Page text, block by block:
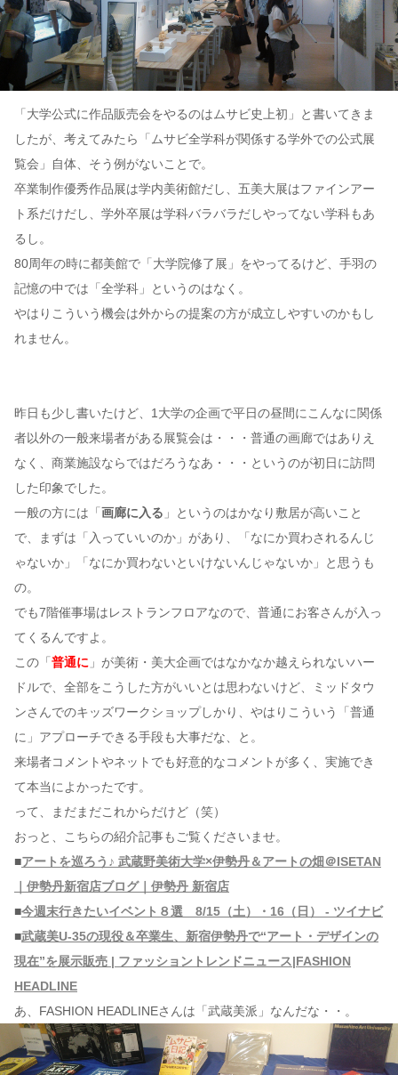
「大学公式に作品販売会をやるのはムサビ史上初」と書いてきま
したが、考えてみたら「ムサビ全学科が関係する学外での公式展
覧会」自体、そう例がないことで。
卒業制作優秀作品展は学内美術館だし、五美大展はファインアー
ト系だけだし、学外卒展は学科バラバラだしやってない学科もあ
るし。
80周年の時に都美館で「大学院修了展」をやってるけど、手羽の
記憶の中では「全学科」というのはなく。
やはりこういう機会は外からの提案の方が成立しやすいのかもし
れません。
昨日も少し書いたけど、1大学の企画で平日の昼間にこんなに関係
者以外の一般来場者がある展覧会は・・・普通の画廊ではありえ
なく、商業施設ならではだろうなあ・・・というのが初日に訪問
した印象でした。
一般の方には「 画廊に入る 」というのはかなり敷居が高いこと
で、まずは「入っていいのか」があり、「なにか買わされるんじ
ゃないか」「なにか買わないといけないんじゃないか」と思うも
の。
でも7階催事場はレストランフロアなので、普通にお客さんが入っ
てくるんですよ。
この「 普通に 」が美術・美大企画ではなかなか越えられないハー
ドルで、全部をこうした方がいいとは思わないけど、ミッドタウ
ンさんでのキッズワークショップしかり、やはりこういう「普通
に」アプローチできる手段も大事だな、と。
来場者コメントやネットでも好意的なコメントが多く、実施でき
て本当によかったです。
って、まだまだこれからだけど（笑）
おっと、こちらの紹介記事もご覧くださいませ。
■アートを巡ろう♪ 武蔵野美術大学×伊勢丹＆アートの畑＠ISETAN
｜伊勢丹新宿店ブログ｜伊勢丹 新宿店
■今週末行きたいイベント８選 8/15（土）・16（日） - ツイナビ
■武蔵美U-35の現役＆卒業生、新宿伊勢丹で“アート・デザインの
現在”を展示販売 | ファッショントレンドニュース|FASHION
HEADLINE
あ、FASHION HEADLINEさんは「武蔵美派」なんだな・・。